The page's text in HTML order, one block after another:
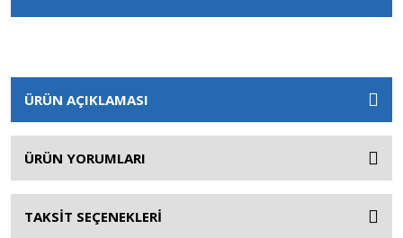
ÜRÜN AÇIKLAMASI
ÜRÜN YORUMLARI
TAKSİT SEÇENEKLERİ